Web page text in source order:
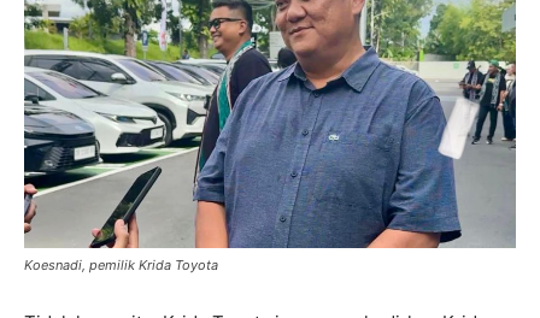
Koesnadi, pemilik Krida Toyota